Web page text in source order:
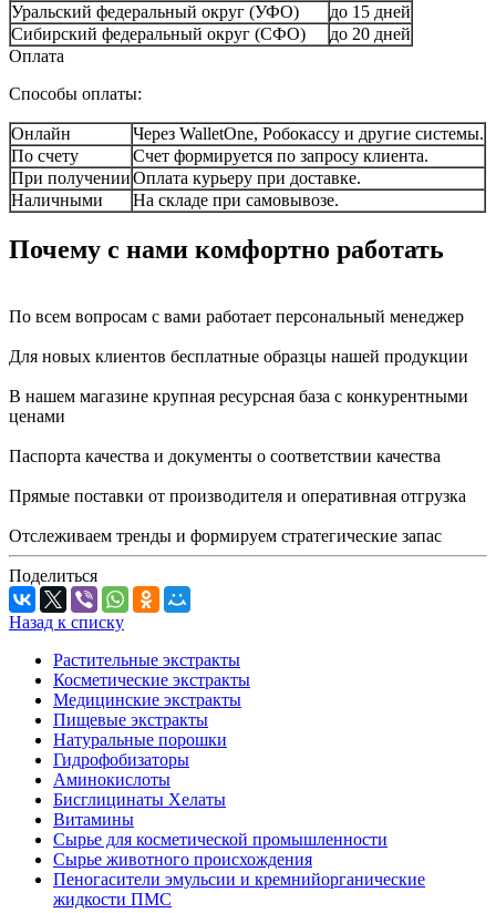
Уральский федеральный округ (УФО)
до 15 дней
Сибирский федеральный округ (СФО)
до 20 дней
Оплата
Способы оплаты:
Онлайн
Через WalletOne, Робокассу и другие системы.
По счету
Счет формируется по запросу клиента.
При полученииОплата курьеру при доставке.
Наличными
На складе при самовывозе.
Почему с нами комфортно работать
По всем вопросам с вами работает персональный менеджер
Для новых клиентов бесплатные образцы нашей продукции
В нашем магазине крупная ресурсная база с конкурентными
ценами
Паспорта качества и документы о соответствии качества
Прямые поставки от производителя и оперативная отгрузка
Отслеживаем тренды и формируем стратегические запас
Поделиться
Назад к списку
Растительные экстракты
Косметические экстракты
Медицинские экстракты
Пищевые экстракты
Натуральные порошки
Гидрофобизаторы
Аминокислоты
Бисглицинаты Хелаты
Витамины
Сырье для косметической промышленности
Сырье животного происхождения
Пеногасители эмульсии и кремнийорганические
жидкости ПМС